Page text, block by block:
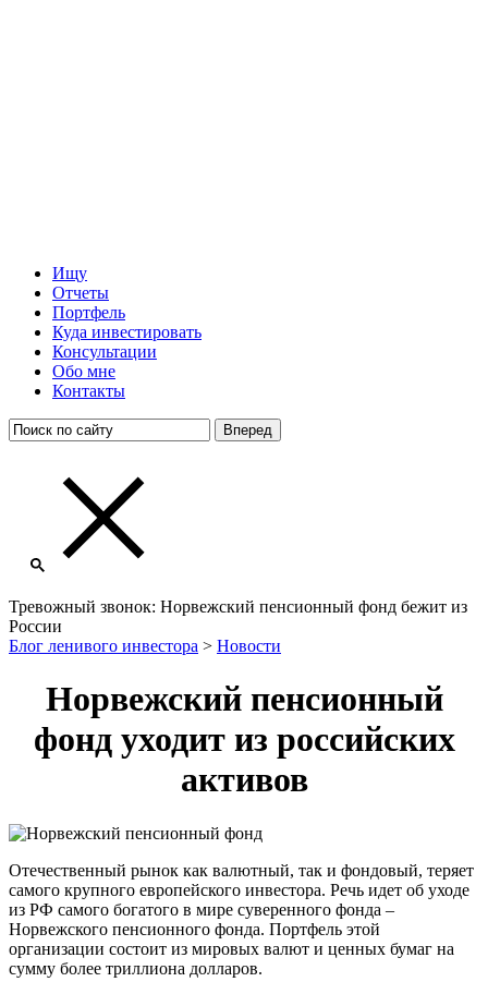
Ищу
Отчеты
Портфель
Куда инвестировать
Консультации
Обо мне
Контакты
Тревожный звонок: Норвежский пенсионный фонд бежит из
России
Блог ленивого инвестора > Новости
Норвежский пенсионный
фонд уходит из российских
активов
Отечественный рынок как валютный, так и фондовый, теряет
самого крупного европейского инвестора. Речь идет об уходе
из РФ самого богатого в мире суверенного фонда –
Норвежского пенсионного фонда. Портфель этой
организации состоит из мировых валют и ценных бумаг на
сумму более триллиона долларов.